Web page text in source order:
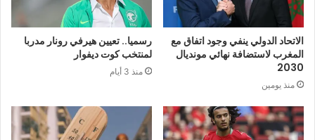
الاتحاد الدولي ينفي وجود اتفاق مع
المغرب لاستضافة نهائي مونديال
2030
منذ يومين
رسميا.. تعيين هيرفي رونار مدربا
لمنتخب كوت ديفوار
منذ 3 أيام